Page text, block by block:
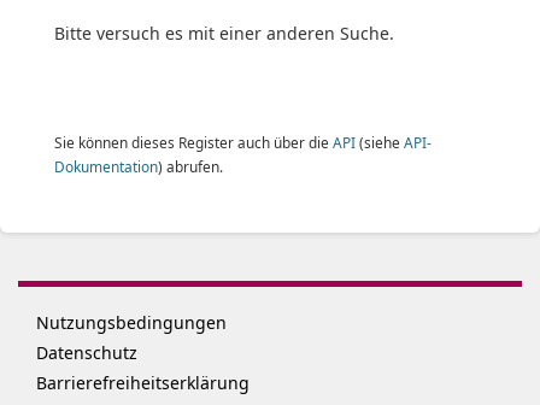
Bitte versuch es mit einer anderen Suche.
Sie können dieses Register auch über die API(siehe API-
Dokumentation) abrufen.
Nutzungsbedingungen
Datenschutz
Barrierefreiheitserklärung